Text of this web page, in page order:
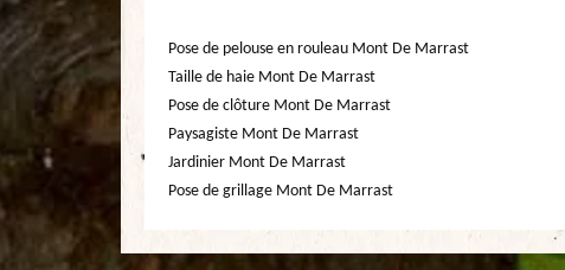
Pose de pelouse en rouleau Mont De Marrast
Taille de haie Mont De Marrast
Pose de clôture Mont De Marrast
Paysagiste Mont De Marrast
Jardinier Mont De Marrast
Pose de grillage Mont De Marrast